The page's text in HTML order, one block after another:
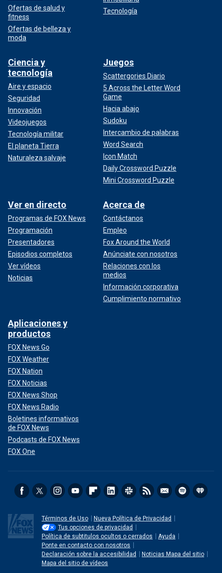
Ofertas de salud y
fitness
Ofertas de belleza y
moda
Tecnología
Ciencia y
tecnología
Aire y espacio
Seguridad
Innovación
Videojuegos
Tecnología militar
El planeta Tierra
Naturaleza salvaje
Juegos
Scattergories Diario
5 Across the Letter Word
Game
Hacia abajo
Sudoku
Intercambio de palabras
Word Search
Icon Match
Daily Crossword Puzzle
Mini Crossword Puzzle
Ver en directo
Programas de FOX News
Programación
Presentadores
Episodios completos
Ver vídeos
Noticias
Acerca de
Contáctanos
Empleo
Fox Around the World
Anúnciate con nosotros
Relaciones con los
medios
Información corporativa
Cumplimiento normativo
Aplicaciones y
productos
FOX News Go
FOX Weather
FOX Nation
FOX Noticias
FOX News Shop
FOX News Radio
Boletines informativos
de FOX News
Podcasts de FOX News
FOX One
Términos de Uso
Nueva Política de Privacidad
Tus opciones de privacidad
Política de subtitulos ocultos o cerrados
Ayuda
Ponte en contacto con nosotros
Declaración sobre la accesibilidad
Noticias Mapa del sitio
Mapa del sitio de vídeos